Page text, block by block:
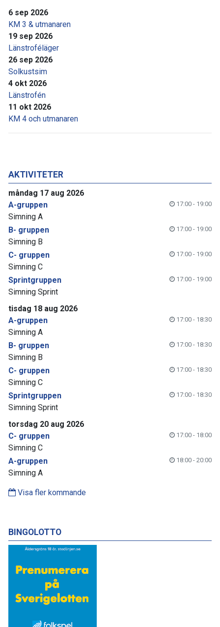
6 sep 2026
KM 3 & utmanaren
19 sep 2026
Länstroféläger
26 sep 2026
Solkustsim
4 okt 2026
Länstrofén
11 okt 2026
KM 4 och utmanaren
AKTIVITETER
måndag 17 aug 2026
A-gruppen
17:00 - 19:00
Simning A
B- gruppen
17:00 - 19:00
Simning B
C- gruppen
17:00 - 19:00
Simning C
Sprintgruppen
17:00 - 19:00
Simning Sprint
tisdag 18 aug 2026
A-gruppen
17:00 - 18:30
Simning A
B- gruppen
17:00 - 18:30
Simning B
C- gruppen
17:00 - 18:30
Simning C
Sprintgruppen
17:00 - 18:30
Simning Sprint
torsdag 20 aug 2026
C- gruppen
17:00 - 18:00
Simning C
A-gruppen
18:00 - 20:00
Simning A
Visa fler kommande
BINGOLOTTO